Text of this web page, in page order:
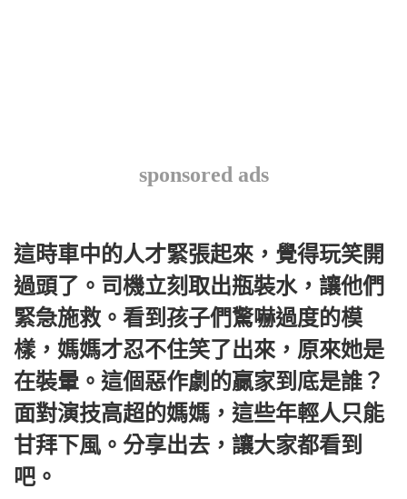
sponsored ads
這時車中的人才緊張起來，覺得玩笑開
過頭了。司機立刻取出瓶裝水，讓他們
緊急施救。看到孩子們驚嚇過度的模
樣，媽媽才忍不住笑了出來，原來她是
在裝暈。這個惡作劇的贏家到底是誰？
面對演技高超的媽媽，這些年輕人只能
甘拜下風。分享出去，讓大家都看到
吧。